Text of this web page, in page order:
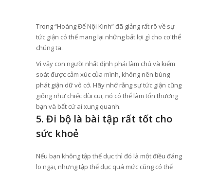
Trong “Hoàng Đế Nội Kinh” đã giảng rất rõ về sự
tức giận có thể mang lại những bất lợi gì cho cơ thể
chúng ta.
Vì vậy con người nhất định phải làm chủ và kiểm
soát được cảm xúc của mình, không nên bùng
phát giận dữ vô cớ. Hãy nhớ rằng sự tức giận cũng
giống như chiếc dùi cui, nó có thể làm tổn thương
bạn và bất cứ ai xung quanh.
5. Đi bộ là bài tập rất tốt cho
sức khoẻ
Nếu bạn không tập thể dục thì đó là một điều đáng
lo ngại, nhưng tập thể dục quá mức cũng có thể